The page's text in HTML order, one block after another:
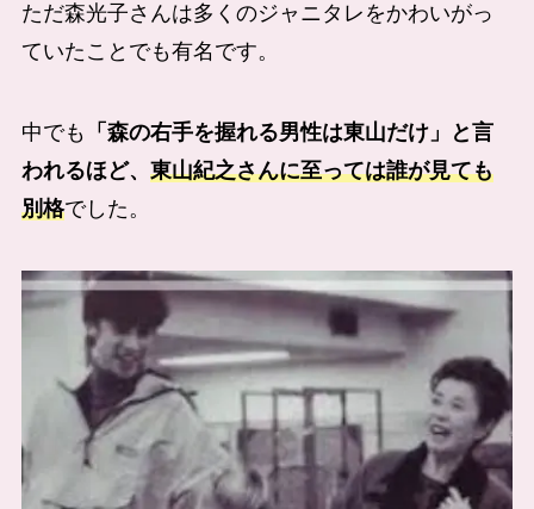
ただ森光子さんは多くのジャニタレをかわいがっ
ていたことでも有名です。
中でも 「森の右手を握れる男性は東山だけ」と言
われるほど、 東山紀之さんに至っては誰が見ても
別格でした。